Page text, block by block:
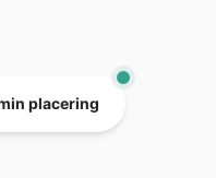
placering